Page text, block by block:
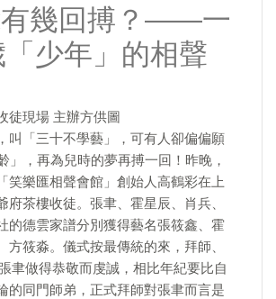
有幾回搏？——一
少年」的相聲
徒現場 主辦方供圖
叫「三十不學藝」，可有人卻偏偏願
」，再為兒時的夢再搏一回！昨晚，
笑樂匯相聲會館」創始人高鶴彩在上
府茶樓收徒。張聿、霍星辰、肖兵、
的德雲家譜分別獲得藝名張筱鑫、霍
方筱淼。儀式按最傳統的來，拜師、
聿做得恭敬而虔誠，相比年紀要比自
的同門師弟，正式拜師對張聿而言是